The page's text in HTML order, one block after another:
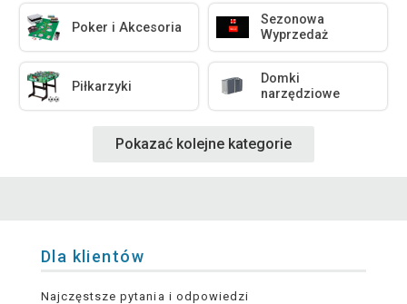
Poker i Akcesoria
Sezonowa
Wyprzedaż
Piłkarzyki
Domki
narzędziowe
Pokazać kolejne kategorie
Dla klientów
Najczęstsze pytania i odpowiedzi